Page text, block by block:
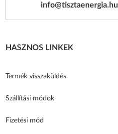
info@tisztaenergia.hu
HASZNOS LINKEK
Termék visszaküldés
Szállítási módok
Fizetési mód